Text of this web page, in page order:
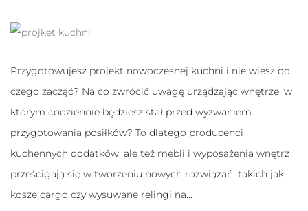
Przygotowujesz projekt nowoczesnej kuchni i nie wiesz od
czego zacząć? Na co zwrócić uwagę urządzając wnętrze, w
którym codziennie będziesz stał przed wyzwaniem
przygotowania posiłków? To dlatego producenci
kuchennych dodatków, ale też mebli i wyposażenia wnętrz
prześcigają się w tworzeniu nowych rozwiązań, takich jak
kosze cargo czy wysuwane relingi na...